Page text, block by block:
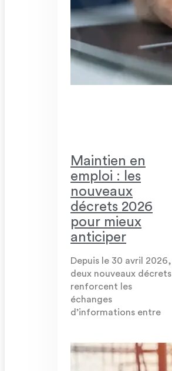
Maintien en
emploi : les
nouveaux
décrets 2026
pour mieux
anticiper
Depuis le 30 avril 2026,
deux nouveaux décrets
renforcent les
échanges
d’informations entre